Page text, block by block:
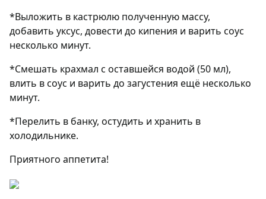
*Выложить в кастрюлю полученную массу,
добавить уксус, довести до кипения и варить соус
несколько минут.
*Смешать крахмал с оставшейся водой (50 мл),
влить в соус и варить до загустения ещё несколько
минут.
*Перелить в банку, остудить и хранить в
холодильнике.
Приятного аппетита!